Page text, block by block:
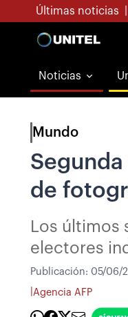
Últimas noticias
Noticias
Mundo
de
Los últimos
electores
Publicación: 05/06/
Agencia AFP